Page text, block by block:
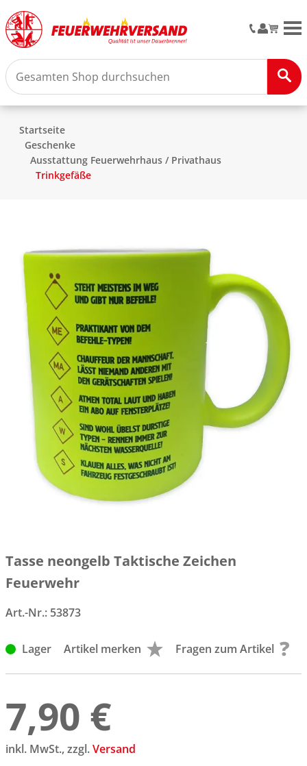
Startseite
Geschenke
Ausstattung Feuerwehrhaus / Privathaus
Trinkgefäße
Tasse neongelb Taktische Zeichen
Feuerwehr
Art.-Nr.: 53873
Lager Artikel merken Fragen zum Artikel
7,90 €
inkl. MwSt., zzgl.Versand